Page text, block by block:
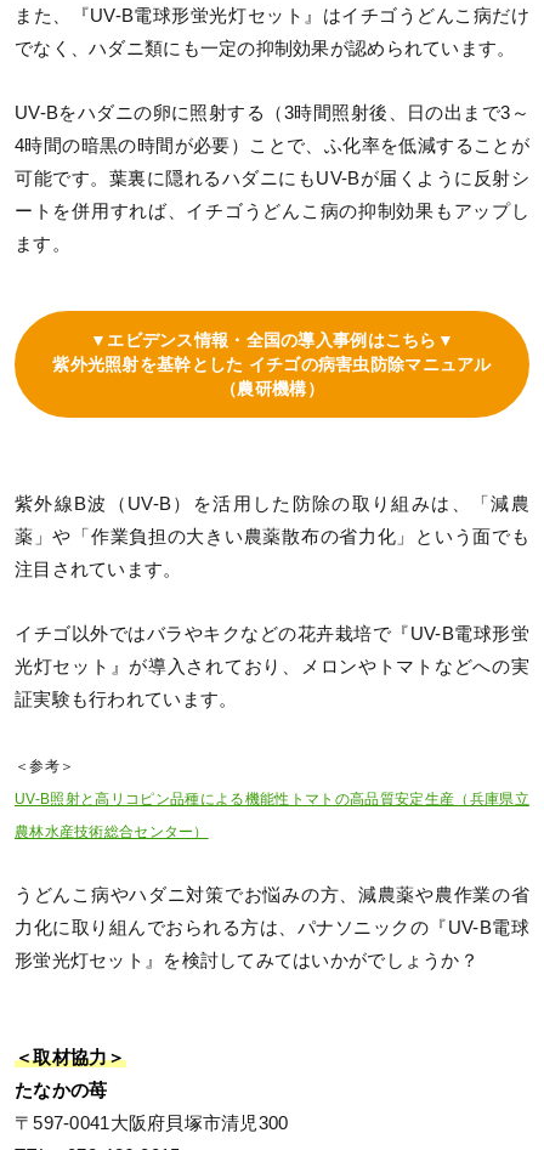
また、『UV-B電球形蛍光灯セット』はイチゴうどんこ病だけ
でなく、ハダニ類にも一定の抑制効果が認められています。
UV-Bをハダニの卵に照射する（3時間照射後、日の出まで3～
4時間の暗黒の時間が必要）ことで、ふ化率を低減することが
可能です。葉裏に隠れるハダニにもUV-Bが届くように反射シ
ートを併用すれば、イチゴうどんこ病の抑制効果もアップし
ます。
▼エビデンス情報・全国の導入事例はこちら▼
紫外光照射を基幹とした イチゴの病害虫防除マニュアル
（農研機構）
紫外線B波（UV-B）を活用した防除の取り組みは、「減農
薬」や「作業負担の大きい農薬散布の省力化」という面でも
注目されています。
イチゴ以外ではバラやキクなどの花卉栽培で『UV-B電球形蛍
光灯セット』が導入されており、メロンやトマトなどへの実
証実験も行われています。
＜参考＞
UV-B照射と高リコピン品種による機能性トマトの高品質安定生産（兵庫県立
農林水産技術総合センター）
うどんこ病やハダニ対策でお悩みの方、減農薬や農作業の省
力化に取り組んでおられる方は、パナソニックの『UV-B電球
形蛍光灯セット』を検討してみてはいかがでしょうか？
＜取材協力＞
たなかの苺
〒597-0041大阪府貝塚市清児300